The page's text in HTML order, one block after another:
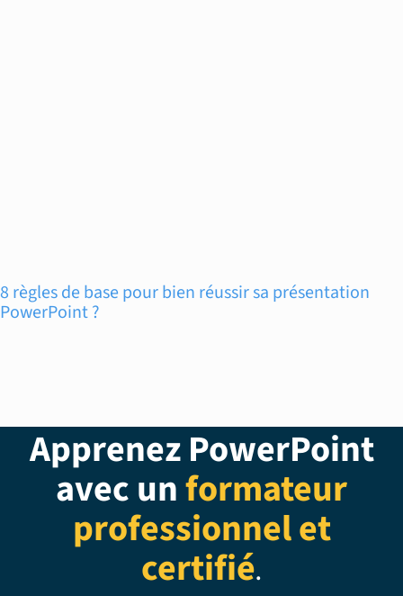
8 règles de base pour bien réussir sa présentation
PowerPoint ?
Apprenez PowerPoint
avec unformateur
professionnel et
certifié.